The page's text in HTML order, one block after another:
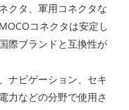
クタ、軍用コネクタな
コネクタは安定し
際ブランドと互換性が
ナビゲーション、セキ
力などの分野で使用さ